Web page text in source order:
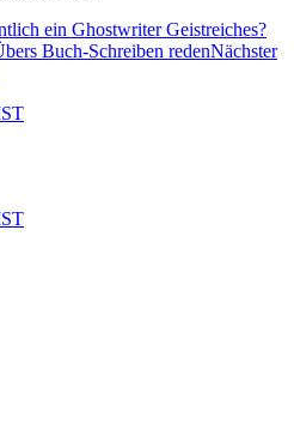
ein Ghostwriter Geistreiches?
Buch-Schreiben redenNächster